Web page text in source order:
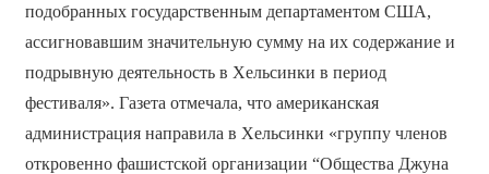
подобранных государственным департаментом США,
ассигновавшим значительную сумму на их содержание и
подрывную деятельность в Хельсинки в период
фестиваля». Газета отмечала, что американская
администрация направила в Хельсинки «группу членов
откровенно фашистской организации “Общества Джуна